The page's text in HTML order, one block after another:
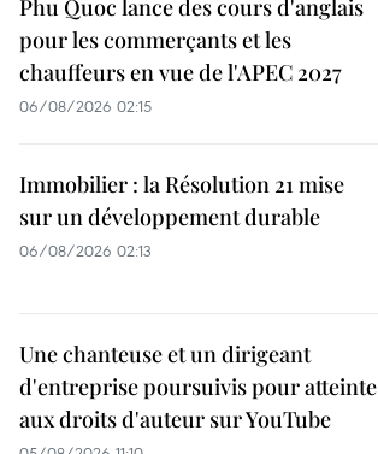
Phu Quoc lance des cours d'anglais
pour les commerçants et les
chauffeurs en vue de l'APEC 2027
06/08/2026 02:15
Immobilier : la Résolution 21 mise
sur un développement durable
06/08/2026 02:13
Une chanteuse et un dirigeant
d'entreprise poursuivis pour atteinte
aux droits d'auteur sur YouTube